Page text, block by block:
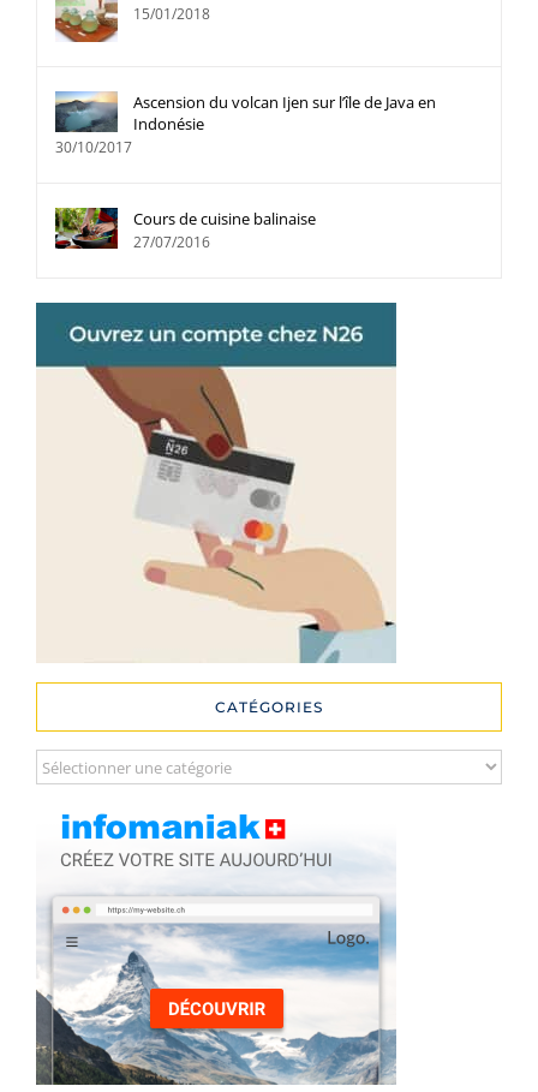
15/01/2018
Ascension du volcan Ijen sur l’île de Java en
Indonésie
30/10/2017
Cours de cuisine balinaise
27/07/2016
CATÉGORIES
Catégories